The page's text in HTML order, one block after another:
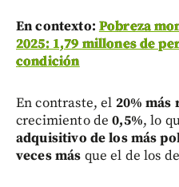
En contexto: Pobreza
2025: 1,79 millones de
condición
En contraste, el 20% más
crecimiento de0,5%, lo
adquisitivo de los más
veces más que el de los